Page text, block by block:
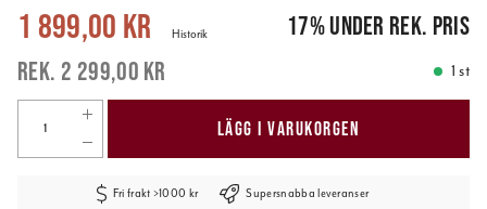
Nuvarande pris: 1 899,00 kr 2 299,00 kr
1 899,00 kr
2 299,00 kr
Historik 17%under rek. pris
1 st
LÄGG I VARUKORGEN
Fri frakt >1000 kr Supersnabba leveranser